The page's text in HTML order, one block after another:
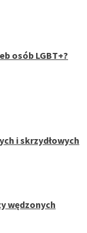
osób LGBT+?
i skrzydłowych
wędzonych